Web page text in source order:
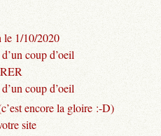
le 1/10/2020
coup d’oeil
coup d’oeil
encore la gloire :-D)
site